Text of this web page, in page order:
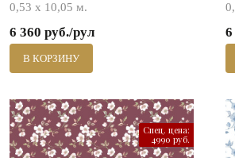
0,53 х 10,05 м.
6 360 руб./рул
В КОРЗИНУ
6
Спец. цена:
4990 руб.